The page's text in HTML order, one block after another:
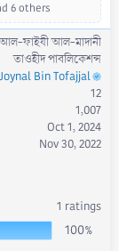
6 others
ফাইযী আল-মাদানী
তাওহীদ পাবলিকেশন্স
Joynal Bin Tofajjal
12
1,007
Oct 1, 2024
Nov 30, 2022
1 ratings
100%